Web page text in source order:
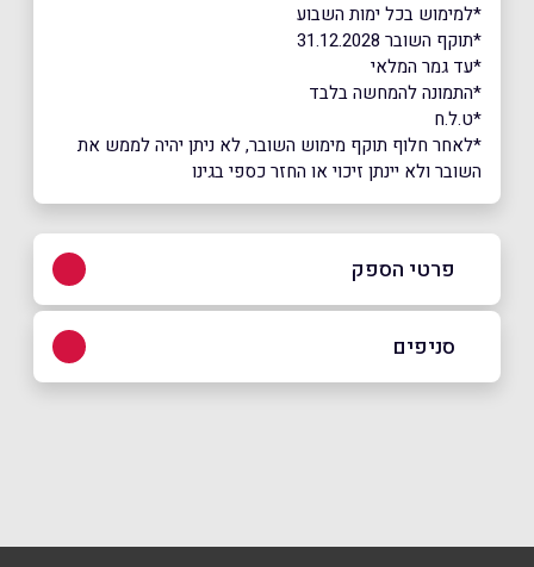
*למימוש בכל ימות השבוע
*תוקף השובר 31.12.2028
*עד גמר המלאי
*התמונה להמחשה בלבד
*ט.ל.ח
*לאחר חלוף תוקף מימוש השובר, לא ניתן יהיה לממש את
השובר ולא יינתן זיכוי או החזר כספי בגינו
פרטי הספק
סניפים